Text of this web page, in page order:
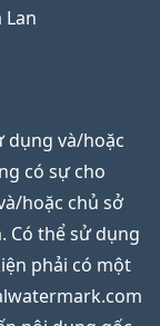
Lan
dụng và/hoặc
có sự cho
hoặc chủ sở
Có thể sử dụng
phải có một